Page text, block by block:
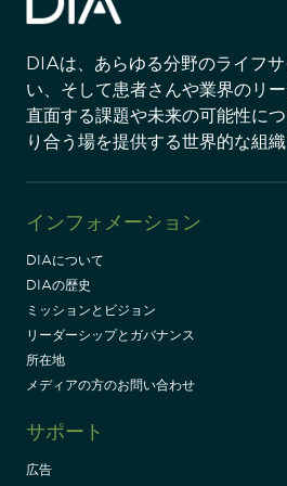
DIAは、あらゆる分野のライフ
い、そして患者さんや業界のリ
直面する課題や未来の可能性に
り合う場を提供する世界的な組織
インフォメーション
DIAについて
DIAの歴史
ミッションとビジョン
リーダーシップとガバナンス
所在地
メディアの方のお問い合わせ
サポート
広告